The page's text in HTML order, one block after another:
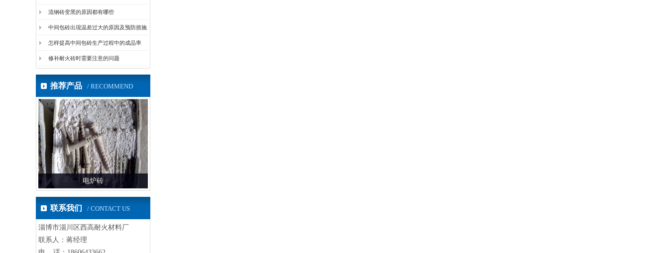
流钢砖变黑的原因都有哪些
中间包砖出现温差过大的原因及预防措施
怎样提高中间包砖生产过程中的成品率
修补耐火砖时需要注意的问题
推荐产品 / RECOMMEND
电炉砖
联系我们 / CONTACT US
淄博市淄川区西高耐火材料厂
联系人：蒋经理